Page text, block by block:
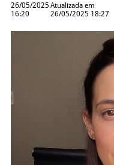
26/05/2025
16:20
Atualizada em
26/05/2025 18:27